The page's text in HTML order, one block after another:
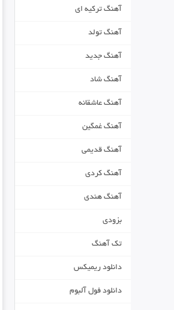
آهنگ ترکیه ای
آهنگ تولد
آهنگ جدید
آهنگ شاد
آهنگ عاشقانه
آهنگ غمگین
آهنگ قدیمی
آهنگ کردی
آهنگ هندی
بزودی
تک آهنگ
دانلود ریمیکس
دانلود فول آلبوم